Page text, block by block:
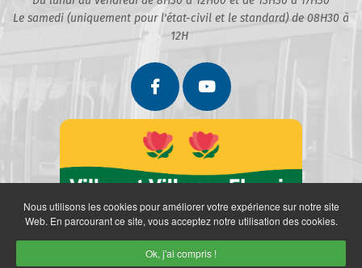
Le samedi (uniquement pour l'état-civil et le standard) de 08H30 à
12H
Nous utilisons les cookies pour améliorer votre expérience sur notre site
Web. En parcourant ce site, vous acceptez notre utilisation des cookies.
Ok, j'ai compris !